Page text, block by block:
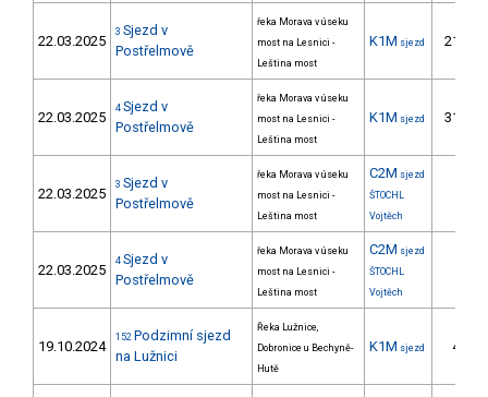
22.03.2025
3 Sjezd v
Postřelmově
řeka Morava v úseku
most na Lesnici -
Leština most
K1M sjezd 21.
22.03.2025
4 Sjezd v
Postřelmově
řeka Morava v úseku
most na Lesnici -
Leština most
K1M sjezd 31.
22.03.2025
3 Sjezd v
Postřelmově
řeka Morava v úseku
most na Lesnici -
Leština most
C2M sjezd
ŠTOCHL
Vojtěch
22.03.2025
4 Sjezd v
Postřelmově
řeka Morava v úseku
most na Lesnici -
Leština most
C2M sjezd
ŠTOCHL
Vojtěch
19.10.2024
152 Podzimní sjezd
na Lužnici
Řeka Lužnice,
Dobronice u Bechyně-
Hutě
K1M sjezd 4.